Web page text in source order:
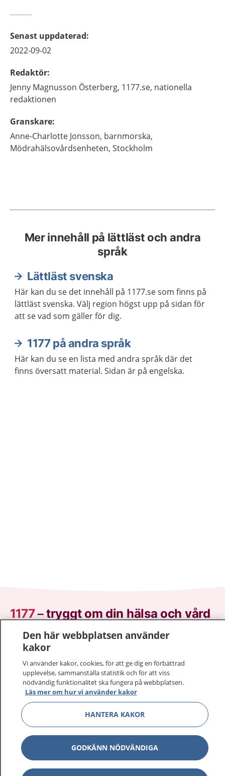
Senast uppdaterad:
2022-09-02
Redaktör:
Jenny Magnusson Österberg, 1177.se, nationella
redaktionen
Granskare:
Anne-Charlotte Jonsson, barnmorska,
Mödrahälsovårdsenheten, Stockholm
Mer innehåll på lättläst och andra
språk
Lättläst svenska
Här kan du se det innehåll på 1177.se som finns på
lättläst svenska. Välj region högst upp på sidan för
att se vad som gäller för dig.
1177 på andra språk
Här kan du se en lista med andra språk där det
finns översatt material. Sidan är på engelska.
1177–tryggt om din hälsa och vård
På 1177.se får du råd om hälsa och information om
sjukdomar och vilka mottagningar du kan kontakta.
Logga in för att läsa din journal och göra dina
vårdärenden. Ring telefonnummer 1177 för
sjukvårdsrådgivning dygnet runt.
1177 ger dig råd när du vill må bättre.
Visa
Den här webbplatsen använder
kakor
Vi använder kakor, cookies, för att ge dig en förbättrad
upplevelse, sammanställa statistik och för att viss
nödvändig funktionalitet ska fungera på webbplatsen.
Läs mer om hur vi använder kakor
HANTERA KAKOR
GODKÄNN NÖDVÄNDIGA